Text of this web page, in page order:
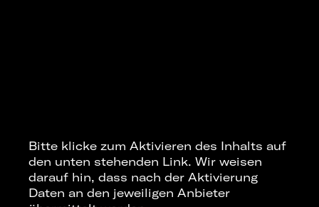
Bitte klicke zum Aktivieren des Inhalts auf
den unten stehenden Link. Wir weisen
darauf hin, dass nach der Aktivierung
Daten an den jeweiligen Anbieter